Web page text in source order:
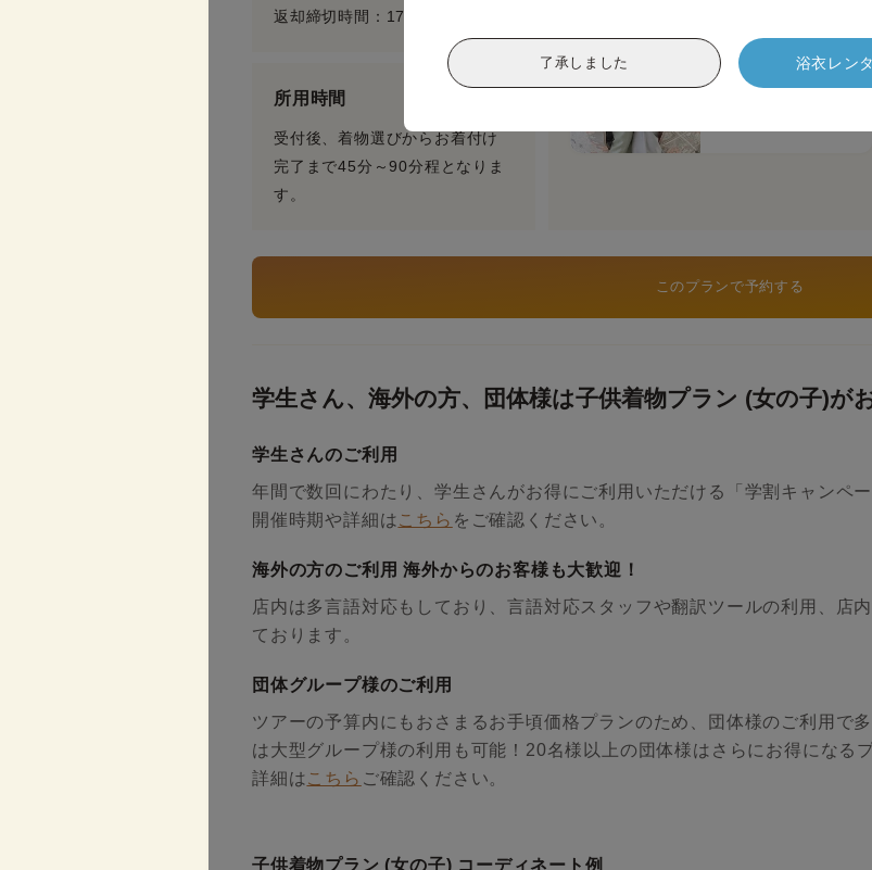
了承しました 浴衣レン
返却締切時間：17:30
所用時間
受付後、着物選びからお着付け
完了まで45分～90分程となりま
す。
ン
プロが似合うヘアセッ
トをご提案。
このプランで予約する
学生さん、海外の方、団体様は子供着物プラン (女の子)が
学生さんのご利用
年間で数回にわたり、学生さんがお得にご利用いただける「学割キャンペ
開催時期や詳細は こちら をご確認ください。
海外の方のご利用 海外からのお客様も大歓迎！
店内は多言語対応もしており、言語対応スタッフや翻訳ツールの利用、店
ております。
団体グループ様のご利用
ツアーの予算内にもおさまるお手頃価格プランのため、団体様のご利用で
は大型グループ様の利用も可能！20名様以上の団体様はさらにお得になる
詳細は こちら ご確認ください。
子供着物プラン (女の子) コーディネート例